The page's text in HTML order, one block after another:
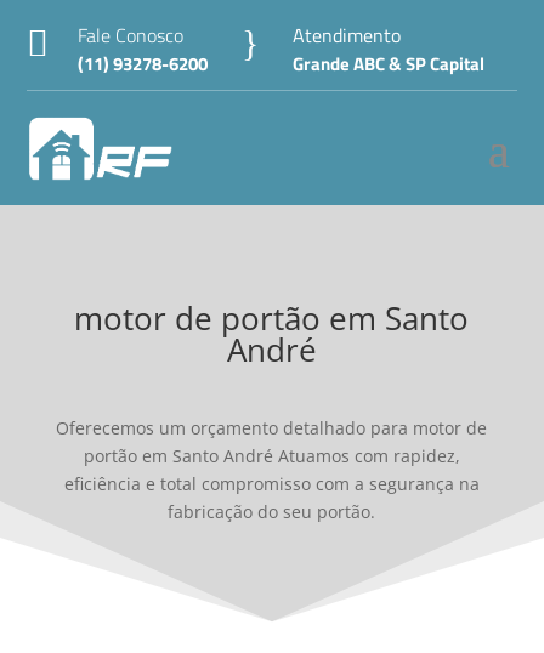
 Fale Conosco
(11) 93278-6200
} Atendimento
Grande ABC & SP Capital
motor de portão em Santo
André
Oferecemos um orçamento detalhado para motor de
portão em Santo André Atuamos com rapidez,
eficiência e total compromisso com a segurança na
fabricação do seu portão.